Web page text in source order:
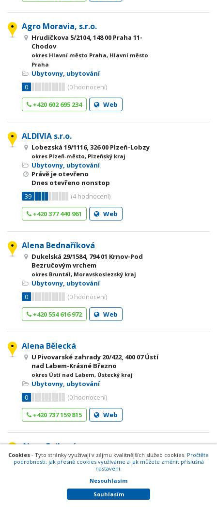
Agro Moravia, s.r.o.
Hrudičkova 5/2104, 148 00 Praha 11-
Chodov
okres Hlavní město Praha, Hlavní město
Praha
Ubytovny, ubytování
0
(0 hodnocení)
+420 602 695 234
Web
ALDIVIA s.r.o.
Lobezská 19/1116, 326 00 Plzeň-Lobzy
okres Plzeň-město, Plzeňský kraj
Ubytovny, ubytování
Právě je otevřeno
Dnes otevřeno nonstop
39
(4hodnocení)
+420 377 440 961
Web
Alena Bednaříková
Dukelská 29/1584, 794 01 Krnov-Pod
Bezručovým vrchem
okres Bruntál, Moravskoslezský kraj
Ubytovny, ubytování
0
(0 hodnocení)
+420 554 616 972
Web
Alena Bělecká
U Pivovarské zahrady 20/422, 400 07 Ústí
nad Labem-Krásné Březno
okres Ústí nad Labem, Ústecký kraj
Ubytovny, ubytování
0
(0 hodnocení)
+420 737 159 815
Web
Alena Fejková
Přemyslova 114, 379 01 Třeboň-Třeboň
II
Ubytovny, ubytování
(0hodnocení)
Cookies - Tyto stránky využívají v zájmu kvalitnějších služeb cookies. Pročtěte
podrobnosti, jak přesně cookies využíváme a jak můžete změnit příslušná
nastavení.
Nesouhlasím
Souhlasím